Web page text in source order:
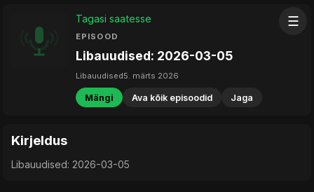
☰
Tagasi saatesse
EPISOOD
Libauudised: 2026-03-05
Libauudised5. märts 2026
Mängi Ava kõik episoodid Jaga
Kirjeldus
Libauudised: 2026-03-05